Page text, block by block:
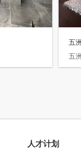
五
五
人才计划